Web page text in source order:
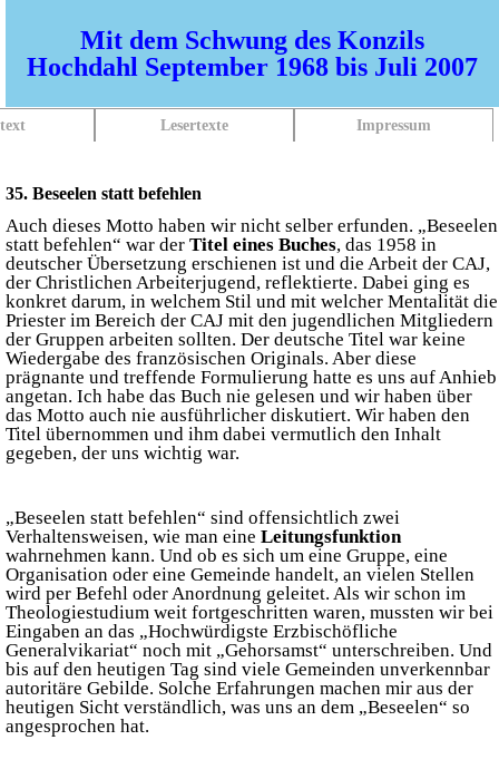
Mit dem Schwung des Konzils
Hochdahl September 1968 bis Juli 2007
Lesertexte Impressum
35. Beseelen statt befehlen
Auch dieses Motto haben wir nicht selber erfunden. „Beseelen
statt befehlen“ war der Titel eines Buches, das 1958 in
deutscher Übersetzung erschienen ist und die Arbeit der CAJ,
der Christlichen Arbeiterjugend, reflektierte. Dabei ging es
konkret darum, in welchem Stil und mit welcher Mentalität die
Priester im Bereich der CAJ mit den jugendlichen Mitgliedern
der Gruppen arbeiten sollten. Der deutsche Titel war keine
Wiedergabe des französischen Originals. Aber diese
prägnante und treffende Formulierung hatte es uns auf Anhieb
angetan. Ich habe das Buch nie gelesen und wir haben über
das Motto auch nie ausführlicher diskutiert. Wir haben den
Titel übernommen und ihm dabei vermutlich den Inhalt
gegeben, der uns wichtig war.
„Beseelen statt befehlen“ sind offensichtlich zwei
Verhaltensweisen, wie man eine Leitungsfunktion
wahrnehmen kann. Und ob es sich um eine Gruppe, eine
Organisation oder eine Gemeinde handelt, an vielen Stellen
wird per Befehl oder Anordnung geleitet. Als wir schon im
Theologiestudium weit fortgeschritten waren, mussten wir bei
Eingaben an das „Hochwürdigste Erzbischöfliche
Generalvikariat“ noch mit „Gehorsamst“ unterschreiben. Und
bis auf den heutigen Tag sind viele Gemeinden unverkennbar
autoritäre Gebilde. Solche Erfahrungen machen mir aus der
heutigen Sicht verständlich, was uns an dem „Beseelen“ so
angesprochen hat.